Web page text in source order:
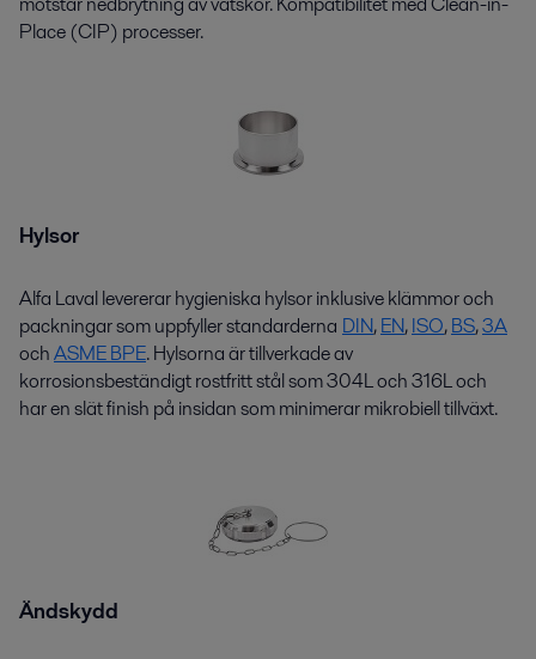
Place (CIP) processer.
Hylsor
Alfa Laval levererar hygieniska hylsor inklusive klämmor och
packningar som uppfyller standarderna DIN,EN,ISO,BS,3A
ochASME BPE. Hylsorna är tillverkade av
korrosionsbeständigt rostfritt stål som 304L och 316L och
har en slät finish på insidan som minimerar mikrobiell tillväxt.
Ändskydd